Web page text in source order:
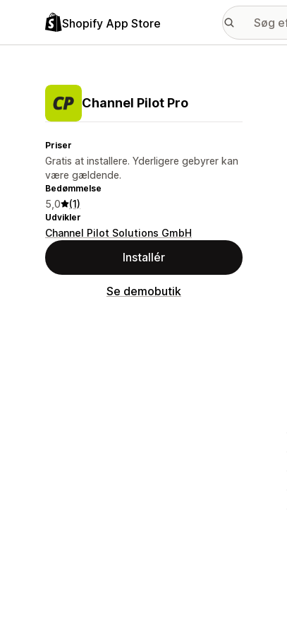
Shopify App Store
Channel Pilot Pro
Priser
Gratis at installere. Yderligere gebyrer kan
være gældende.
Bedømmelse
5,0 (1)
Udvikler
Channel Pilot Solutions GmbH
Installér
Se demobutik